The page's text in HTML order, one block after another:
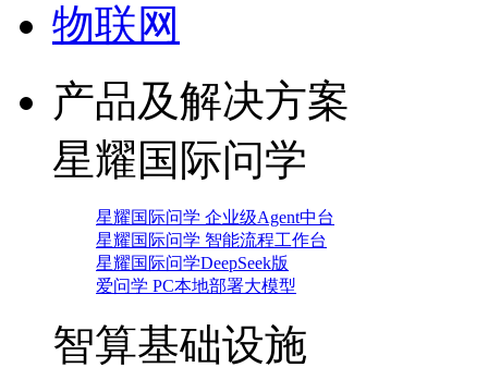
物联网
产品及解决方案
星耀国际问学
星耀国际问学 企业级Agent中台
星耀国际问学 智能流程工作台
星耀国际问学DeepSeek版
爱问学 PC本地部署大模型
智算基础设施